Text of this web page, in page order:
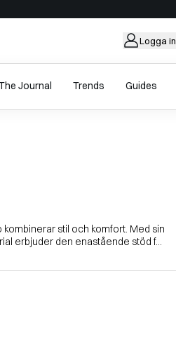
Logga in
Journal Trends Guides
stil och komfort. Med sin
erbjuder den enastående stöd f...